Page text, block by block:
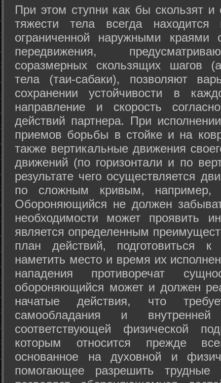
При этом ступни как бы скользят
тяжести тела всегда
ограниченной наружными краями
передвижения,
соразмерных скользящих шагов
тела (таи-сабаки), позволяют
сохранении устойчивости в
направление и скорость
действий партнера. При
приемов борьбы в стойке и на
также вертикальные движения
движений (по горизонтали и по
результате чего осуществляется
по сложным кривым, например,
Обороняющийся не должен
необходимости может проявить
является определенным
план действий, подготовиться
наметить место и время их
нападения противоречат
обороняющийся может и должен
начатые действия, что
самообладания и
соответствующей физической
которым относится прежде
основанное на духовной и
помогающее разрешить